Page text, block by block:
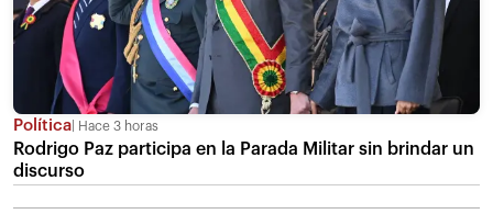
Política Hace 3 horas
Rodrigo Paz participa en la Parada Militar sin brindar un
discurso